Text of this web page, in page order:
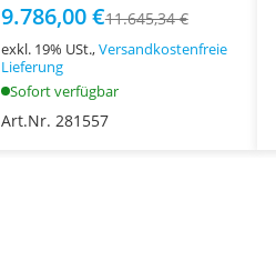
9.786,00 €11.645,34 €
exkl. 19% USt.,Versandkostenfreie
Lieferung
Sofort verfügbar
Art.Nr. 281557